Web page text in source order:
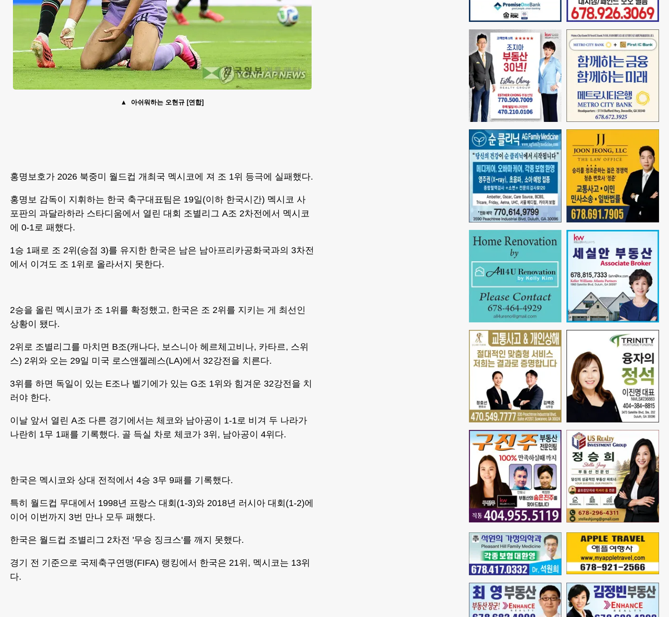
아쉬워하는 오현규 [연합]
홍명보호가 2026 북중미 월드컵 개최국 멕시코에 져 조 1위 등극에 실패했다.
홍명보 감독이 지휘하는 한국 축구대표팀은 19일(이하 한국시간) 멕시코 사
포판의 과달라하라 스타디움에서 열린 대회 조별리그 A조 2차전에서 멕시코
에 0-1로 패했다.
1승 1패로 조 2위(승점 3)를 유지한 한국은 남은 남아프리카공화국과의 3차전
에서 이겨도 조 1위로 올라서지 못한다.
2승을 올린 멕시코가 조 1위를 확정했고, 한국은 조 2위를 지키는 게 최선인
상황이 됐다.
2위로 조별리그를 마치면 B조(캐나다, 보스니아 헤르체고비나, 카타르, 스위
스) 2위와 오는 29일 미국 로스앤젤레스(LA)에서 32강전을 치른다.
3위를 하면 독일이 있는 E조나 벨기에가 있는 G조 1위와 힘겨운 32강전을 치
러야 한다.
이날 앞서 열린 A조 다른 경기에서는 체코와 남아공이 1-1로 비겨 두 나라가
나란히 1무 1패를 기록했다. 골 득실 차로 체코가 3위, 남아공이 4위다.
한국은 멕시코와 상대 전적에서 4승 3무 9패를 기록했다.
특히 월드컵 무대에서 1998년 프랑스 대회(1-3)와 2018년 러시아 대회(1-2)에
이어 이번까지 3번 만나 모두 패했다.
한국은 월드컵 조별리그 2차전 '무승 징크스'를 깨지 못했다.
경기 전 기준으로 국제축구연맹(FIFA) 랭킹에서 한국은 21위, 멕시코는 13위
다.